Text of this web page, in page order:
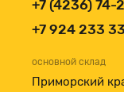
+7 (4236) 74-
+7 924 233
основной склад
Приморский